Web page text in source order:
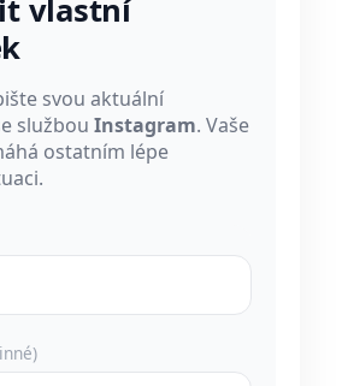
vlastní
svou aktuální
službou Instagram. Vaše
ostatním lépe